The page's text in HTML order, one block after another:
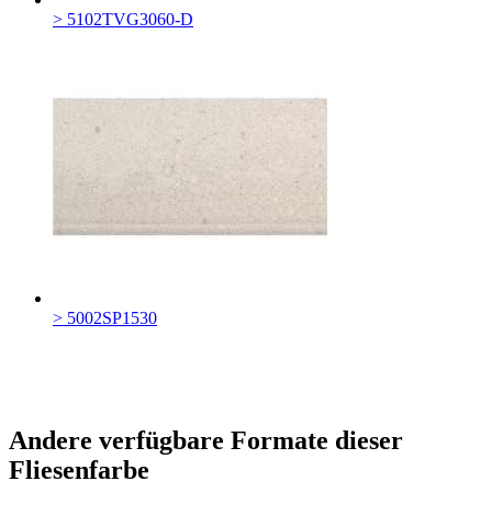
> 5102TVG3060-D
> 5002SP1530
Andere verfügbare Formate dieser
Fliesenfarbe